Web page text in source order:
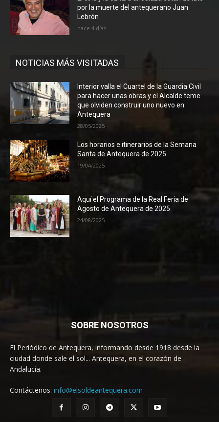
por la muerte del antequerano Juan
Lebrón
hace 4 días
NOTICIAS MÁS VISITADAS
Interior valla el Cuartel de la Guardia Civil
para hacer unas obras y el Alcalde teme
que olviden construir uno nuevo en
Antequera
28/05/2025
Los horarios e itinerarios de la Semana
Santa de Antequera de 2025
19/04/2025
Aquí el Programa de la Real Feria de
Agosto de Antequera de 2025
24/08/2025
SOBRE NOSOTROS
El Periódico de Antequera, informando desde 1918 desde la
ciudad donde sale el sol... Antequera, en el corazón de
Andalucía.
Contáctenos: info@elsoldeantequera.com